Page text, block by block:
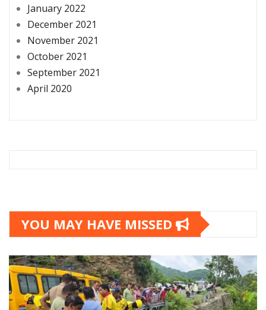
January 2022
December 2021
November 2021
October 2021
September 2021
April 2020
YOU MAY HAVE MISSED